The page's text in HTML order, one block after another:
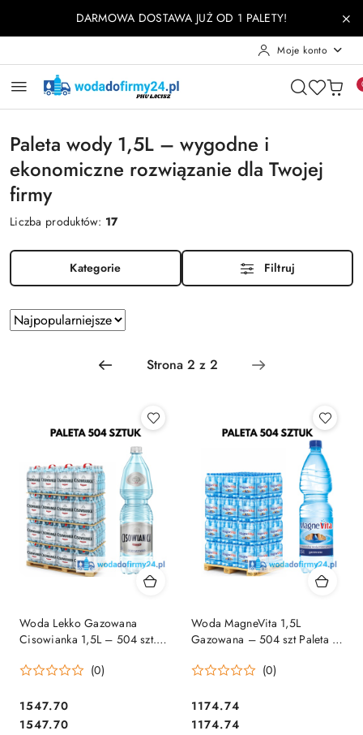
Przejdź do treści głównej
Przejdź do wyszukiwarki
Przejdź do moje konto
Przejdź do menu głównego
Przejdź do stopki
DARMOWA DOSTAWA JUŻ OD 1 PALETY!
Moje konto
Paleta wody 1,5L – wygodne i
ekonomiczne rozwiązanie dla Twojej
firmy
Liczba produktów: 17
Kategorie Filtruj
Zastosowano
sortowanie:
Najpopularniejsze.
Sortuj
według
Woda Lekko Gazowana
Cisowianka 1,5L – 504 szt.
netto
(0)
Cena:
1547.70
Cena:
1547.70
Woda MagneVita 1,5L
Gazowana – 504 szt Paleta |
(0)
Cena:
1174.74
Cena:
1174.74